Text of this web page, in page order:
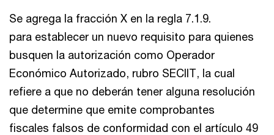
Se agrega la fracción X en la regla 7.1.9.
para establecer un nuevo requisito para quienes
busquen la autorización como Operador
Económico Autorizado, rubro SECIIT, la cual
refiere a que no deberán tener alguna resolución
que determine que emite comprobantes
fiscales falsos de conformidad con el artículo 49